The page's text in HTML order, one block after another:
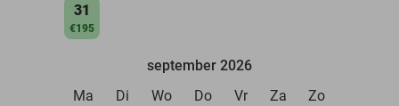
31
€195
september 2026
Ma
Di Wo Do Vr Za Zo